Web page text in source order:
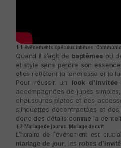
1.1. événements spéciaux intimes :
Quand il s’agit de baptêmes ou
et style sans perdre son
elles reflètent la tendresse et la
Pour réussir un look d’invitée
accompagnées de jupes
chaussures plates et des
silhouettes décontractées et
donc des détails comme la
1.2. Mariage de jour vs. Mariage de nuit
L’horaire de l’événement est
mariage de jour, les robes